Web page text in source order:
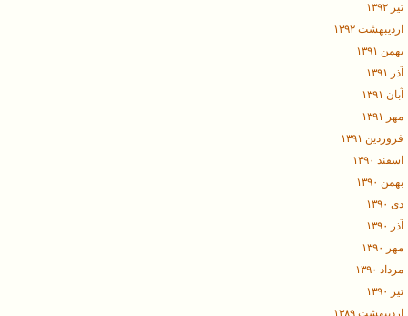
تیر ۱۳۹۲
اردیبهشت ۱۳۹۲
بهمن ۱۳۹۱
آذر ۱۳۹۱
آبان ۱۳۹۱
مهر ۱۳۹۱
فروردین ۱۳۹۱
اسفند ۱۳۹۰
بهمن ۱۳۹۰
دی ۱۳۹۰
آذر ۱۳۹۰
مهر ۱۳۹۰
مرداد ۱۳۹۰
تیر ۱۳۹۰
اردیبهشت ۱۳۸۹